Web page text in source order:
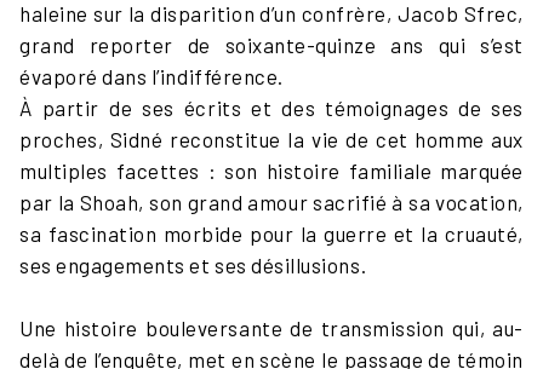
haleine sur la disparition d’un confrère, Jacob Sfrec,
grand reporter de soixante-quinze ans qui s’est
évaporé dans l’indifférence.
À partir de ses écrits et des témoignages de ses
proches, Sidné reconstitue la vie de cet homme aux
multiples facettes : son histoire familiale marquée
par la Shoah, son grand amour sacrifié à sa vocation,
sa fascination morbide pour la guerre et la cruauté,
ses engagements et ses désillusions.
Une histoire bouleversante de transmission qui, au-
delà de l’enquête, met en scène le passage de témoin